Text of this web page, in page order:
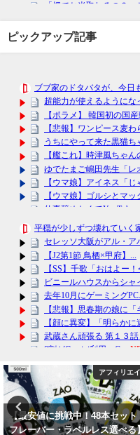
ピックアップ記事
アフィリエ
【最安値に挑戦中！48本セット
フレーバー・ラベルレス選べる